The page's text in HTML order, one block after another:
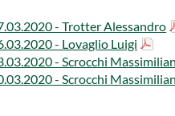
- Trotter Alessandro​
- Lovaglio Luigi
- Scrocchi
- Scrocchi